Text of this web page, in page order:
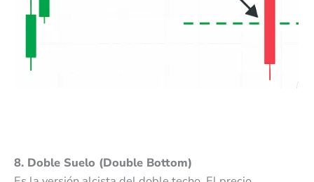
8. Doble Suelo (Double Bottom)